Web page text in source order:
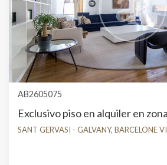
AB2605075
Exclusivo piso en alquiler en
SANT GERVASI - GALVANY, BARCELONE